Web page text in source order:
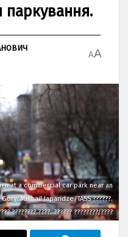
паркування.
AA
sign at a commercial car park near an
Mikhail Japaridze/TASS ??????.
???????? ????. ?????? ????????/????